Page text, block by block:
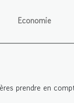
Economie
prendre en